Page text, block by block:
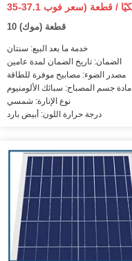
10 قطعة (موك)
خدمة ما بعد البيع: سنتان
الضمان: تاريخ الضمان لمدة عامين
مصدر الضوء: مصابيح موفرة للطاقة
مادة جسم المصباح: سبائك الألومنيوم
نوع الإنارة: شمسي
درجة حرارة اللون: أبيض بارد